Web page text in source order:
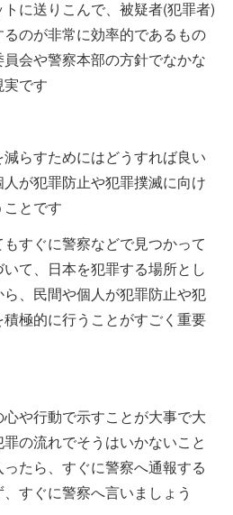
に送りこんで、被疑者(犯罪者)
のが非常に効率的であるもの
会や警察本部の方針でなかな
です
らすためにはどうすれば良い
が犯罪防止や犯罪撲滅に向け
とです
すぐに警察などで見つかって
て、日本を犯罪する場所とし
、民間や個人が犯罪防止や犯
極的に行うことがすごく重要
や行動で示すことが大事で大
の流れでそうはいかないこと
たら、すぐに警察へ通報する
すぐに警察へ言いましょう